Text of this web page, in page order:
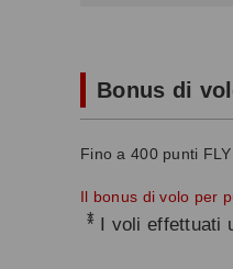
Bonus di
Fino a 400 punti
Il bonus di volo per
* I voli effettuati